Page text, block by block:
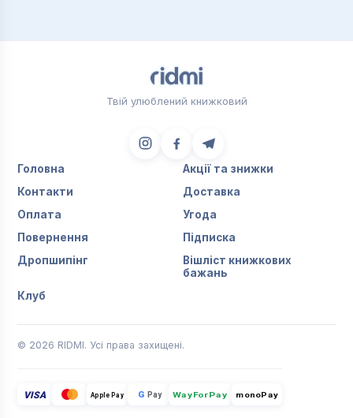
Твій улюблений книжковий
Головна
Акції та знижки
Контакти
Доставка
Оплата
Угода
Повернення
Підписка
Дропшипінг
Вішліст книжкових
бажань
Клуб
© 2026 RIDMI. Усі права захищені.
VISA Apple Pay G Pay WayForPay monoPay